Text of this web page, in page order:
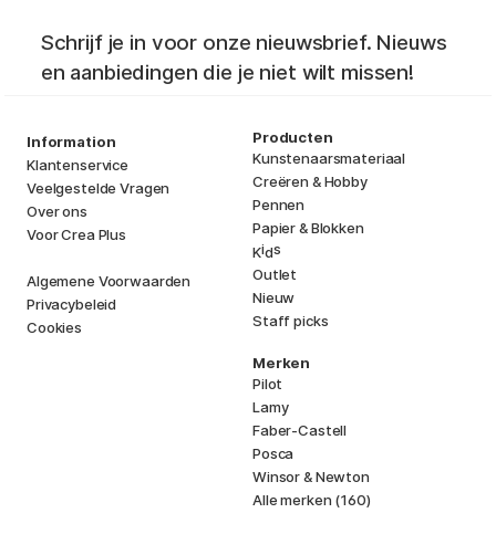
Schrijf je in voor onze nieuwsbrief. Nieuws
en aanbiedingen die je niet wilt missen!
Information
Klantenservice
Veelgestelde Vragen
Over ons
Voor Crea Plus
Algemene Voorwaarden
Privacybeleid
Cookies
Producten
Kunstenaarsmateriaal
Creëren & Hobby
Pennen
Papier & Blokken
Kids
Outlet
Nieuw
Staff picks
Merken
Pilot
Lamy
Faber-Castell
Posca
Winsor & Newton
Alle merken (160)